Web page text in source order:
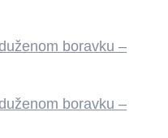
boravku –
boravku –